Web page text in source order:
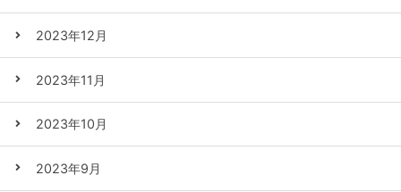
2023年12月
2023年11月
2023年10月
2023年9月